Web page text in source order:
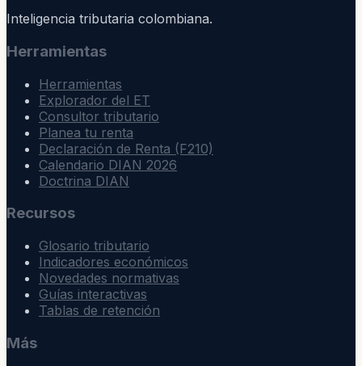
Inteligencia tributaria colombiana.
Herramientas
Herramientas
Explorador del ET
Consultor tributario
Planea tu renta
Declaración de Renta (F210)
Calendario DIAN 2026
Doctrina DIAN
Recursos
Glosario tributario
Indicadores económicos
Novedades normativas
Guías interactivas
Tablas de retención
Más